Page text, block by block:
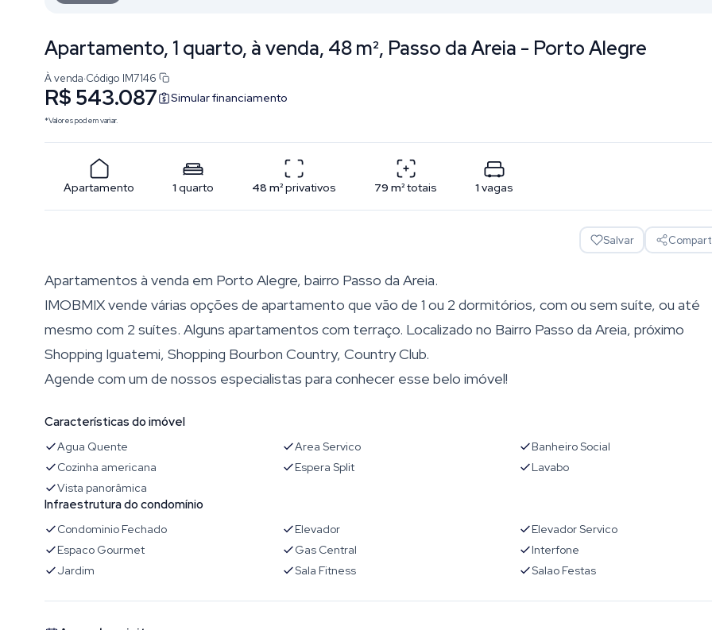
Apartamento, 1 quarto, à venda, 48 m², Passo da Areia - Porto Alegre
À venda·Código IM7146
R$ 543.087 Simular financiamento
*Valores podem variar.
Apartamento 1 quarto 48 m²privativos 79 m²totais 1 vagas
Salvar
Apartamentos à venda em Porto Alegre, bairro Passo da Areia.
IMOBMIX vende várias opções de apartamento que vão de 1 ou 2 dormitórios, com ou sem suíte, ou até
mesmo com 2 suítes. Alguns apartamentos com terraço. Localizado no Bairro Passo da Areia, próximo
Shopping Iguatemi, Shopping Bourbon Country, Country Club.
Agende com um de nossos especialistas para conhecer esse belo imóvel!
Características do imóvel
Agua Quente Area Servico
Banheiro Social
Cozinha americana
Espera Split
Lavabo
Vista panorâmica
Infraestrutura do condomínio
Condominio Fechado Elevador
Elevador Servico
Espaco Gourmet
Gas Central
Interfone
Jardim
Sala Fitness Salao Festas